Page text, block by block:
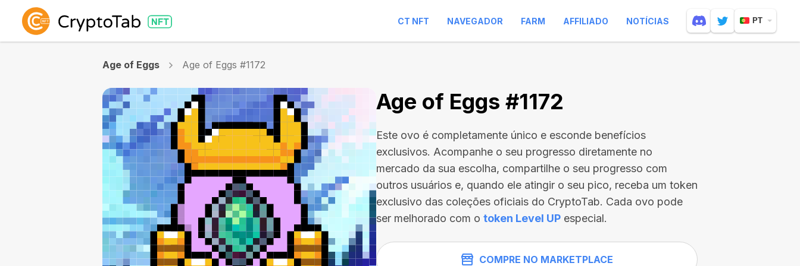
CT NFT NAVEGADOR FARM AFFILIADO NOTÍCIAS PT
Age of Eggs Age of Eggs #1172
Age of Eggs #1172
Este ovo é completamente único e esconde benefícios
exclusivos. Acompanhe o seu progresso diretamente no
mercado da sua escolha, compartilhe o seu progresso com
outros usuários e, quando ele atingir o seu pico, receba um token
exclusivo das coleções oficiais do CryptoTab. Cada ovo pode
ser melhorado com o token Level UP especial.
COMPRE NO MARKETPLACE